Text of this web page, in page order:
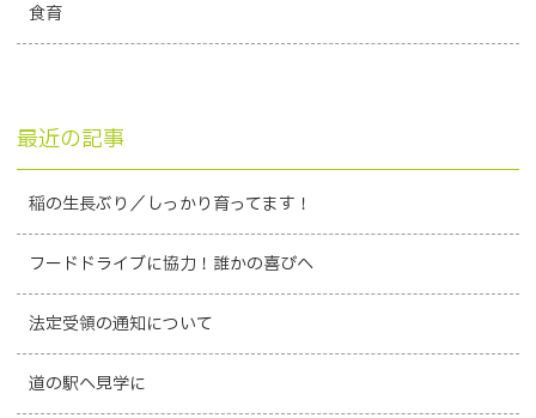
食育
最近の記事
稲の生長ぶり／しっかり育ってます！
フードドライブに協力！誰かの喜びへ
法定受領の通知について
道の駅へ見学に